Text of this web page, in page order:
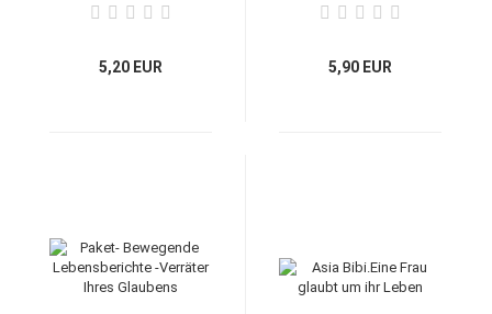
5,20 EUR 5,90 EUR